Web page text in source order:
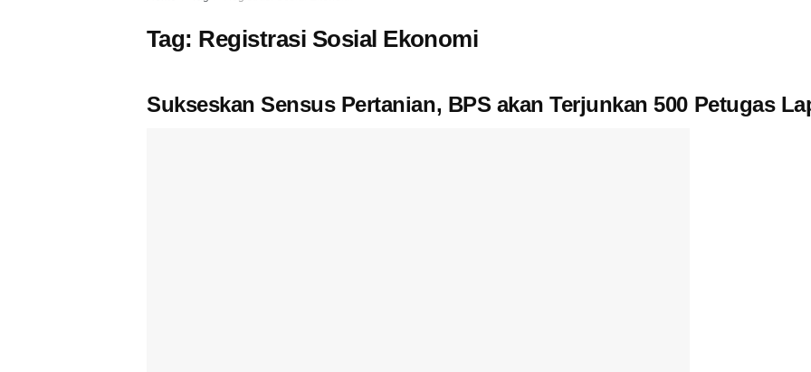
Tag: Registrasi Sosial Ekonomi
Sukseskan Sensus Pertanian, BPS akan Terjunkan 500 Petugas